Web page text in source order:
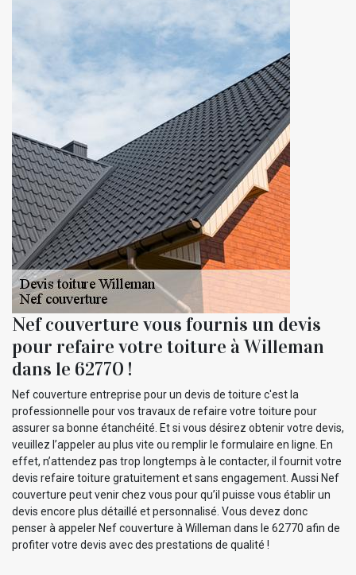
Nef couverture vous fournis un devis
pour refaire votre toiture à Willeman
dans le 62770 !
Nef couverture entreprise pour un devis de toiture c'est la
professionnelle pour vos travaux de refaire votre toiture pour
assurer sa bonne étanchéité. Et si vous désirez obtenir votre devis,
veuillez l’appeler au plus vite ou remplir le formulaire en ligne. En
effet, n’attendez pas trop longtemps à le contacter, il fournit votre
devis refaire toiture gratuitement et sans engagement. Aussi Nef
couverture peut venir chez vous pour qu’il puisse vous établir un
devis encore plus détaillé et personnalisé. Vous devez donc
penser à appeler Nef couverture à Willeman dans le 62770 afin de
profiter votre devis avec des prestations de qualité !